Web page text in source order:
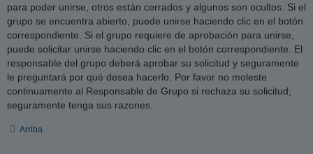
para poder unirse, otros están cerrados y algunos son ocultos. Si el
grupo se encuentra abierto, puede unirse haciendo clic en el botón
correspondiente. Si el grupo requiere de aprobación para unirse,
puede solicitar unirse haciendo clic en el botón correspondiente. El
responsable del grupo deberá aprobar su solicitud y seguramente
le preguntará por qué desea hacerlo. Por favor no moleste
continuamente al Responsable de Grupo si rechaza su solicitud;
seguramente tenga sus razones.
Arriba